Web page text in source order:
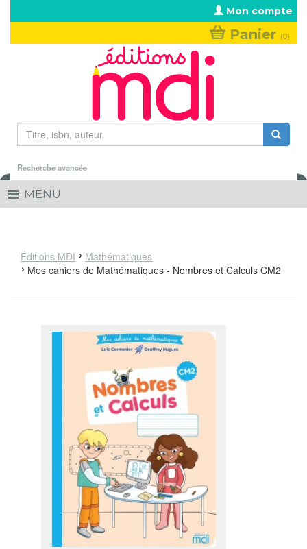
Mon compte
Panier (0)
Formulaire de recherche
Rechercher
Recherche avancée
Toggle
MENU
Éditions MDI
Mathématiques
Mes cahiers de Mathématiques - Nombres et Calculs CM2